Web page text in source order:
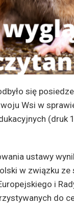
się
Wsi w
(druk
ustawy
w związku
i
do